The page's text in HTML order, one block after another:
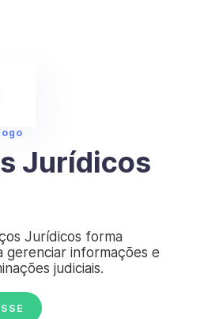
Jurídicos
Jurídicos forma
gerenciar informações e
judiciais.